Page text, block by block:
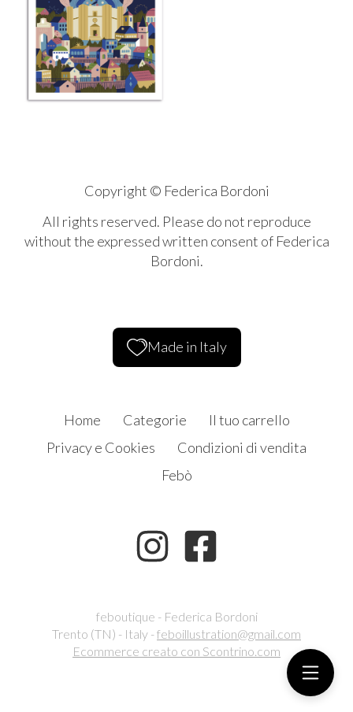
Copyright © Federica Bordoni
All rights reserved. Please do not reproduce
without the expressed written consent of Federica
Bordoni.
Made in Italy
Home Categorie
Il tuo carrello
Privacy e Cookies
Condizioni di vendita
Febò
feboutique - Federica Bordoni
Trento (TN) - Italy -feboillustration@gmail.com
Ecommerce creato con Scontrino.com